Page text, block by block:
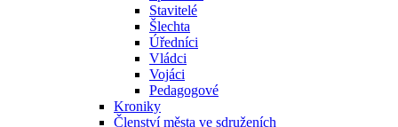
Stavitelé
Šlechta
Úředníci
Vládci
Vojáci
Pedagogové
Kroniky
Členství města ve sdruženích